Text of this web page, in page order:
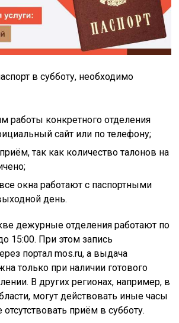
в субботу, необходимо
работы конкретного отделения
сайт или по телефону;
так как количество талонов на
окна работают с паспортными
день.
дежурные отделения работают по
15:00. При этом запись
портал mos.ru, а выдача
только при наличии готового
В других регионах, например, в
могут действовать иные часы
приём в субботу.